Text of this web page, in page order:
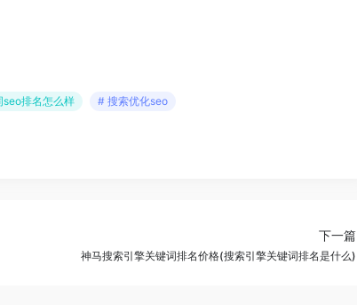
seo排名怎么样 # 搜索优化seo
下一篇
神马搜索引擎关键词排名价格(搜索引擎关键词排名是什么)